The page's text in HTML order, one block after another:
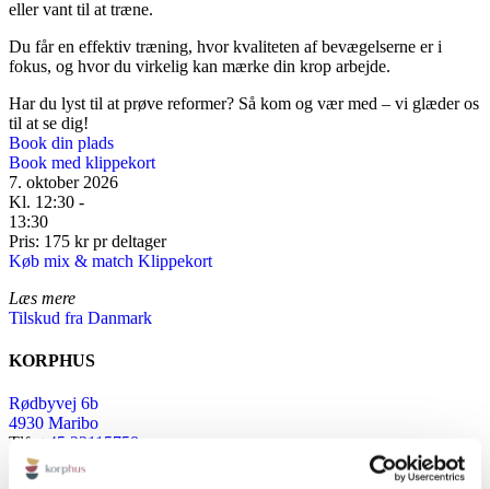
eller vant til at træne.
Du får en effektiv træning, hvor kvaliteten af bevægelserne er i
fokus, og hvor du virkelig kan mærke din krop arbejde.
Har du lyst til at prøve reformer? Så kom og vær med – vi glæder os
til at se dig!
Book din plads
Book med klippekort
7. oktober 2026
Kl. 12:30 -
13:30
Pris: 175 kr pr deltager
Køb mix & match Klippekort
Læs mere
Tilskud fra Danmark
KORPHUS
Rødbyvej 6b
4930 Maribo
Tlf:
+45 23115758
Mail: info@korphus.dk
CVR 35376933